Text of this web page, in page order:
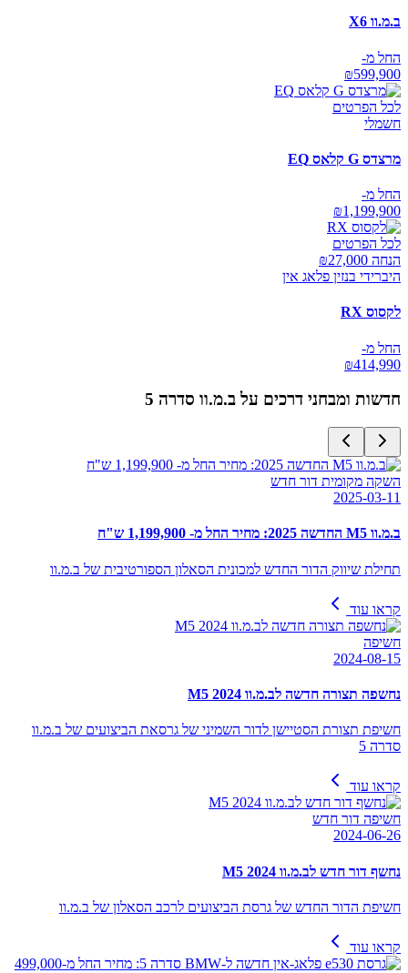
ב.מ.וו X6
החל מ-
₪599,900
לכל הפרטים
חשמלי
מרצדס G קלאס EQ
החל מ-
₪1,199,900
לכל הפרטים
הנחה ₪ 27,000
היברידי בנזין פלאג אין
לקסוס RX
החל מ-
₪414,990
חדשות ומבחני דרכים על ב.מ.וו סדרה 5
השקה מקומית דור חדש
2025-03-11
ב.מ.וו M5 החדשה 2025: מחיר החל מ- 1,199,900 ש"ח
תחילת שיווק הדור החדש למכונית הסאלון הספורטיבית של ב.מ.וו
קראו עוד
חשיפה
2024-08-15
נחשפה תצורה חדשה לב.מ.וו M5 2024
חשיפת תצורת הסטיישן לדור השמיני של גרסאת הביצועים של ב.מ.וו
סדרה 5
קראו עוד
חשיפה דור חדש
2024-06-26
נחשף דור חדש לב.מ.וו M5 2024
חשיפת הדור החדש של גרסת הביצועים לרכב הסאלון של ב.מ.וו
קראו עוד